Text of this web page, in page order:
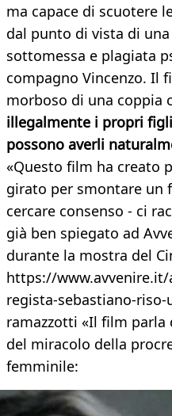
ma capace di scuotere
dal punto di vista di
sottomessa e plagiata
compagno Vincenzo. Il
morboso di una coppia
illegalmente i propri
possono averli
«Questo film ha creato
girato per smontare un
cercare consenso - ci
già ben spiegato ad
durante la mostra del
https://
regista-sebastiano-
ramazzotti «Il film parla
del miracolo della
femminile: